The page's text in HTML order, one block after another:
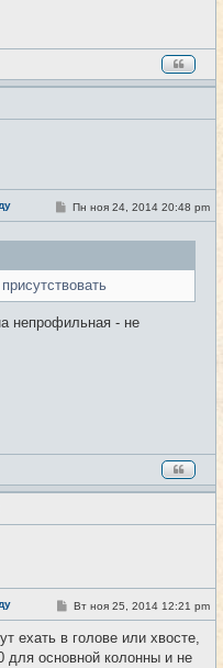
и
#21
С
о
е
н
Пн ноя 24, 2014 20:48 pm
непрофильная - не
#22
С
о
б
щ
Вт ноя 25, 2014 12:21 pm
ехать в голове или хвосте,
для основной колонны и не